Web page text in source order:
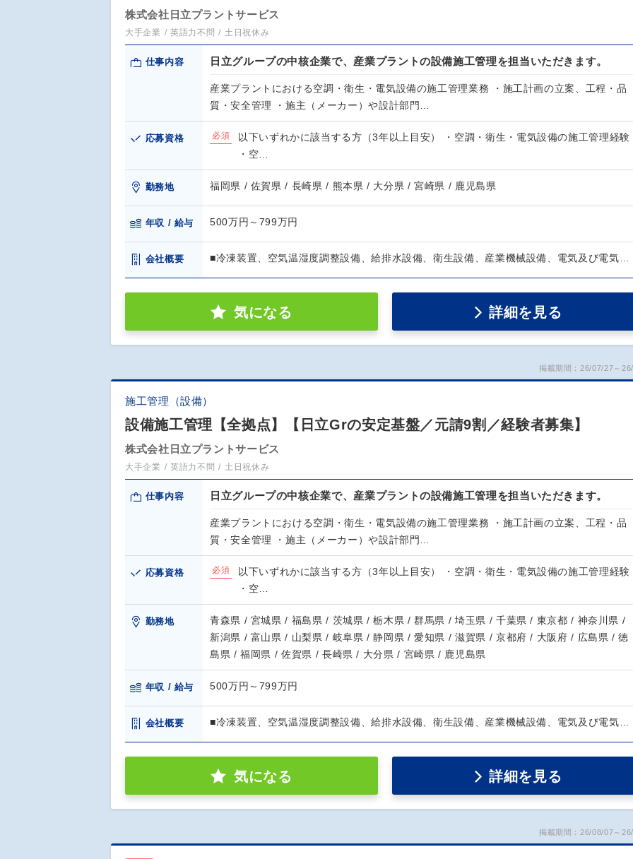
株式会社日立プラントサービス
大手企業 英語力不問 土日祝休み
仕事内容 日立グループの中核企業で、産業プラントの設備施工管理を担当いただきます。
産業プラントにおける空調・衛生・電気設備の施工管理業務 ・施工計画の立案、工程・品
質・安全管理 ・施主（メーカー）や設計部門…
応募資格 必須
以下いずれかに該当する方（3年以上目安） ・空調・衛生・電気設備の施工管理経験
・空…
勤務地 福岡県 / 佐賀県 / 長崎県 / 熊本県 / 大分県 / 宮崎県 / 鹿児島県
年収 / 給与 500万円～799万円
会社概要 ■冷凍装置、空気温湿度調整設備、給排水設備、衛生設備、産業機械設備、電気及び電気…
気になる 詳細を見る
掲載期間：26/07/27～
施工管理（設備）
設備施工管理【全拠点】【日立Grの安定基盤／元請9割／経験者募集】
株式会社日立プラントサービス
大手企業 英語力不問 土日祝休み
仕事内容 日立グループの中核企業で、産業プラントの設備施工管理を担当いただきます。
産業プラントにおける空調・衛生・電気設備の施工管理業務 ・施工計画の立案、工程・品
質・安全管理 ・施主（メーカー）や設計部門…
応募資格 必須
以下いずれかに該当する方（3年以上目安） ・空調・衛生・電気設備の施工管理経験
・空…
勤務地
青森県 / 宮城県 / 福島県 / 茨城県 / 栃木県 / 群馬県 / 埼玉県 / 千葉県 / 東京都 / 神奈川県 /
新潟県 / 富山県 / 山梨県 / 岐阜県 / 静岡県 / 愛知県 / 滋賀県 / 京都府 / 大阪府 / 広島県 / 徳
島県 / 福岡県 / 佐賀県 / 長崎県 / 大分県 / 宮崎県 / 鹿児島県
年収 / 給与 500万円～799万円
会社概要 ■冷凍装置、空気温湿度調整設備、給排水設備、衛生設備、産業機械設備、電気及び電気…
気になる 詳細を見る
掲載期間：26/08/07～